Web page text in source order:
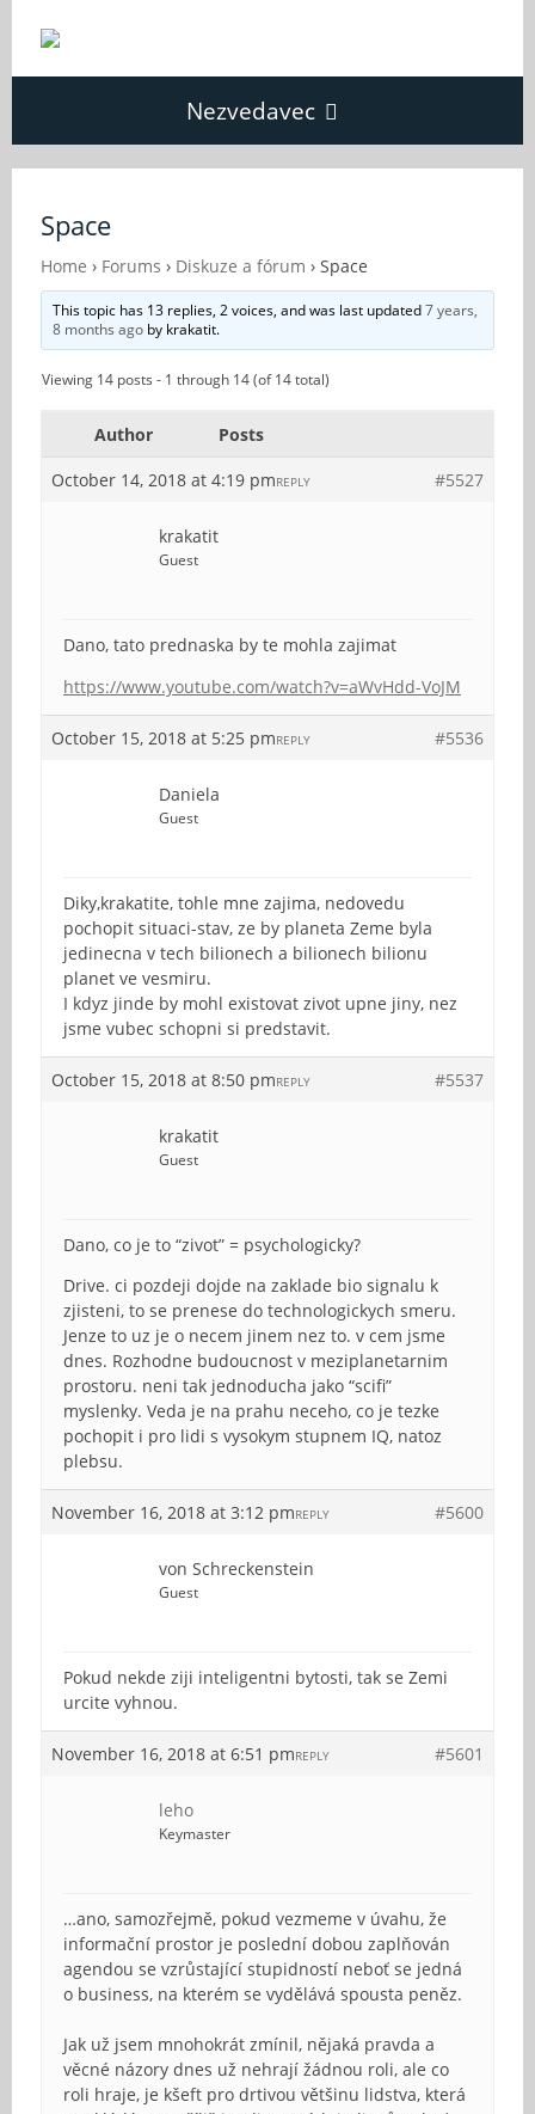
Nezvedavec
Fórum
O Nezvědavci
Space
Home › Forums › Diskuze a fórum › Space
This topic has 13 replies, 2 voices, and was last updated7 years,
8 months ago by krakatit.
Viewing 14 posts - 1 through 14 (of 14 total)
Author
Posts
October 14, 2018 at 4:19 pm
#5527
REPLY
krakatit
Guest
Dano, tato prednaska by te mohla zajimat
https://www.youtube.com/watch?v=aWvHdd-VoJM
October 15, 2018 at 5:25 pm #5536
REPLY
Daniela
Guest
Diky,krakatite, tohle mne zajima, nedovedu
pochopit situaci-stav, ze by planeta Zeme byla
jedinecna v tech bilionech a bilionech bilionu
planet ve vesmiru.
I kdyz jinde by mohl existovat zivot upne jiny, nez
jsme vubec schopni si predstavit.
October 15, 2018 at 8:50 pm #5537
REPLY
krakatit
Guest
Dano, co je to “zivot” = psychologicky?
Drive. ci pozdeji dojde na zaklade bio signalu k
zjisteni, to se prenese do technologickych smeru.
Jenze to uz je o necem jinem nez to. v cem jsme
dnes. Rozhodne budoucnost v meziplanetarnim
prostoru. neni tak jednoducha jako “scifi”
myslenky. Veda je na prahu neceho, co je tezke
pochopit i pro lidi s vysokym stupnem IQ, natoz
plebsu.
November 16, 2018 at 3:12 pm #5600
REPLY
von Schreckenstein
Guest
Pokud nekde ziji inteligentni bytosti, tak se Zemi
urcite vyhnou.
November 16, 2018 at 6:51 pm #5601
REPLY
leho
Keymaster
…ano, samozřejmě, pokud vezmeme v úvahu, že
informační prostor je poslední dobou zaplňován
agendou se vzrůstající stupidností neboť se jedná
o business, na kterém se vydělává spousta peněz.
Jak už jsem mnohokrát zmínil, nějaká pravda a
věcné názory dnes už nehrají žádnou roli, ale co
roli hraje, je kšeft pro drtivou většinu lidstva, která